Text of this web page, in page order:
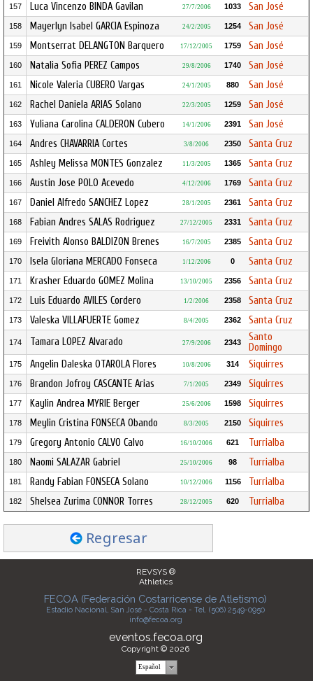
157 Luca Vincenzo BINDA Gavilan 27/7/2006 1033 San José
158 Mayerlyn Isabel GARCIA Espinoza 24/2/2005 1254 San José
159 Montserrat DELANGTON Barquero 17/12/2005 1759 San José
160 Natalia Sofia PEREZ Campos 29/8/2006 1740 San José
161 Nicole Valeria CUBERO Vargas 24/1/2005 880 San José
162 Rachel Daniela ARIAS Solano 22/3/2005 1259 San José
163 Yuliana Carolina CALDERON Cubero 14/1/2006 2391 San José
164 Andres CHAVARRIA Cortes 3/8/2006 2350 Santa Cruz
165 Ashley Melissa MONTES Gonzalez 11/3/2005 1365 Santa Cruz
166 Austin Jose POLO Acevedo 4/12/2006 1769 Santa Cruz
167 Daniel Alfredo SANCHEZ Lopez 28/1/2005 2361 Santa Cruz
168 Fabian Andres SALAS Rodriguez 27/12/2005 2331 Santa Cruz
169 Freivith Alonso BALDIZON Brenes 16/7/2005 2385 Santa Cruz
170 Isela Gloriana MERCADO Fonseca 1/12/2006 0 Santa Cruz
171 Krasher Eduardo GOMEZ Molina 13/10/2005 2356 Santa Cruz
172 Luis Eduardo AVILES Cordero 1/2/2006 2358 Santa Cruz
173 Valeska VILLAFUERTE Gomez 8/4/2005 2362 Santa Cruz
174 Tamara LOPEZ Alvarado 27/9/2006 2343
Santo
Domingo
175 Angelin Daleska OTAROLA Flores 10/8/2006 314 Siquirres
176 Brandon Jofroy CASCANTE Arias 7/1/2005 2349 Siquirres
177 Kaylin Andrea MYRIE Berger 25/6/2006 1598 Siquirres
178 Meylin Cristina FONSECA Obando 8/3/2005 2150 Siquirres
179 Gregory Antonio CALVO Calvo 16/10/2006 621 Turrialba
180 Naomi SALAZAR Gabriel 25/10/2006 98 Turrialba
181 Randy Fabian FONSECA Solano 10/12/2006 1156 Turrialba
182 Shelsea Zurima CONNOR Torres 28/12/2005 620 Turrialba
Regresar
REVSYS ®
Athletics
FECOA (Federación Costarricense de Atletismo)
Estadio Nacional, San José - Costa Rica - Tel. (506) 2549-0950
info@fecoa.org
eventos.fecoa.org
Copyright © 2026